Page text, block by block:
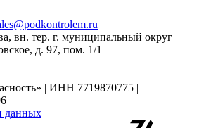
вн. тер. г. муниципальный округ
д. 97, пом. 1/1
| ИНН 7719870775 |
данных